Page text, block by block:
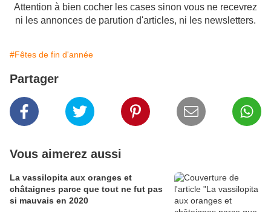
Attention à bien cocher les cases sinon vous ne recevrez
ni les annonces de parution d'articles, ni les newsletters.
#Fêtes de fin d'année
Partager
Vous aimerez aussi
La vassilopita aux oranges et
châtaignes parce que tout ne fut pas
si mauvais en 2020